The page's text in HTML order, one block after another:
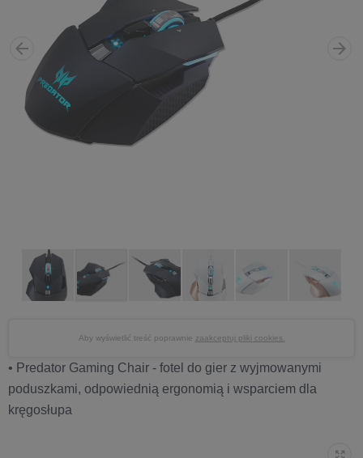
Aby wyświetlić treść poprawnie zaakceptuj pliki cookies.
• Predator Gaming Chair - fotel do gier z wyjmowanymi
poduszkami, odpowiednią ergonomią i wsparciem dla
kręgosłupa